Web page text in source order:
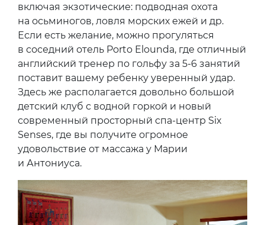
включая экзотические: подводная охота
на осьминогов, ловля морских ежей и др.
Если есть желание, можно прогуляться
в соседний отель Porto Elounda, где отличный
английский тренер по гольфу за 5-6 занятий
поставит вашему ребенку уверенный удар.
Здесь же располагается довольно большой
детский клуб с водной горкой и новый
современный просторный спа-центр Six
Senses, где вы получите огромное
удовольствие от массажа у Марии
и Антониуса.